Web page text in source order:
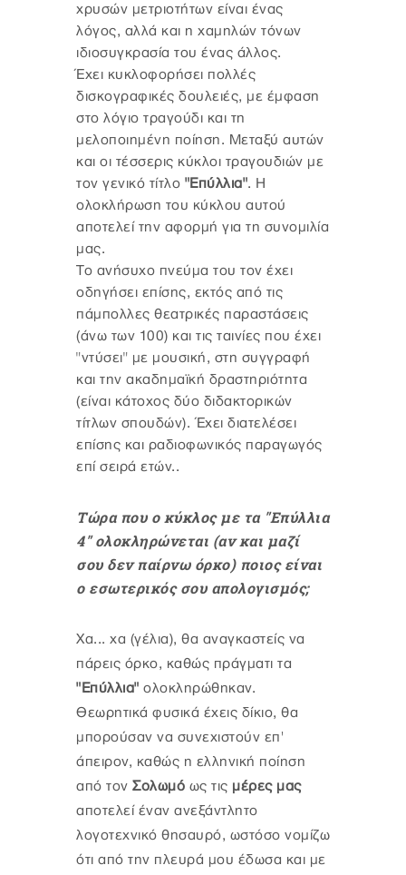
χρυσών μετριοτήτων είναι ένας
λόγος, αλλά και η χαμηλών τόνων
ιδιοσυγκρασία του ένας άλλος.
Έχει κυκλοφορήσει πολλές
δισκογραφικές δουλειές, με έμφαση
στο λόγιο τραγούδι και τη
μελοποιημένη ποίηση. Μεταξύ αυτών
και οι τέσσερις κύκλοι τραγουδιών με
τον γενικό τίτλο "Επύλλια". Η
ολοκλήρωση του κύκλου αυτού
αποτελεί την αφορμή για τη συνομιλία
μας.
Το ανήσυχο πνεύμα του τον έχει
οδηγήσει επίσης, εκτός από τις
πάμπολλες θεατρικές παραστάσεις
(άνω των 100) και τις ταινίες που έχει
"ντύσει" με μουσική, στη συγγραφή
και την ακαδημαϊκή δραστηριότητα
(είναι κάτοχος δύο διδακτορικών
τίτλων σπουδών). Έχει διατελέσει
επίσης και ραδιοφωνικός παραγωγός
επί σειρά ετών..
Τώρα που ο κύκλος με τα "Επύλλια
4" ολοκληρώνεται (αν και μαζί
σου δεν παίρνω όρκο) ποιος είναι
ο εσωτερικός σου απολογισμός;
Χα... χα (γέλια), θα αναγκαστείς να
πάρεις όρκο, καθώς πράγματι τα
"Επύλλια" ολοκληρώθηκαν.
Θεωρητικά φυσικά έχεις δίκιο, θα
μπορούσαν να συνεχιστούν επ'
άπειρον, καθώς η ελληνική ποίηση
από τον Σολωμό ως τις μέρες μας
αποτελεί έναν ανεξάντλητο
λογοτεχνικό θησαυρό, ωστόσο νομίζω
ότι από την πλευρά μου έδωσα και με